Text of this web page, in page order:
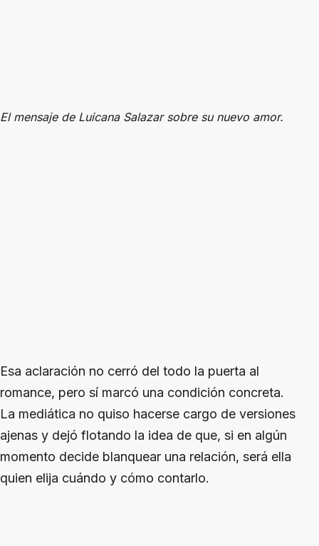
El mensaje de Luicana Salazar sobre su nuevo amor.
Esa aclaración no cerró del todo la puerta al
romance, pero sí marcó una condición concreta.
La mediática no quiso hacerse cargo de versiones
ajenas y dejó flotando la idea de que, si en algún
momento decide blanquear una relación, será ella
quien elija cuándo y cómo contarlo.